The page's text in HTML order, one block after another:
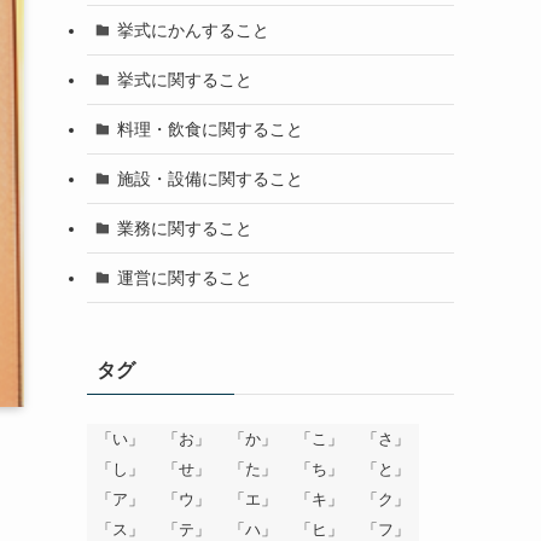
挙式にかんすること
挙式に関すること
料理・飲食に関すること
施設・設備に関すること
業務に関すること
運営に関すること
タグ
「い」 「お」 「か」 「こ」
「さ」
「し」
「せ」 「た」 「ち」
「と」
「ア」
「ウ」 「エ」 「キ」
「ク」
「ス」
「テ」 「ハ」 「ヒ」 「フ」